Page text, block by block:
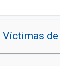
Víctimas